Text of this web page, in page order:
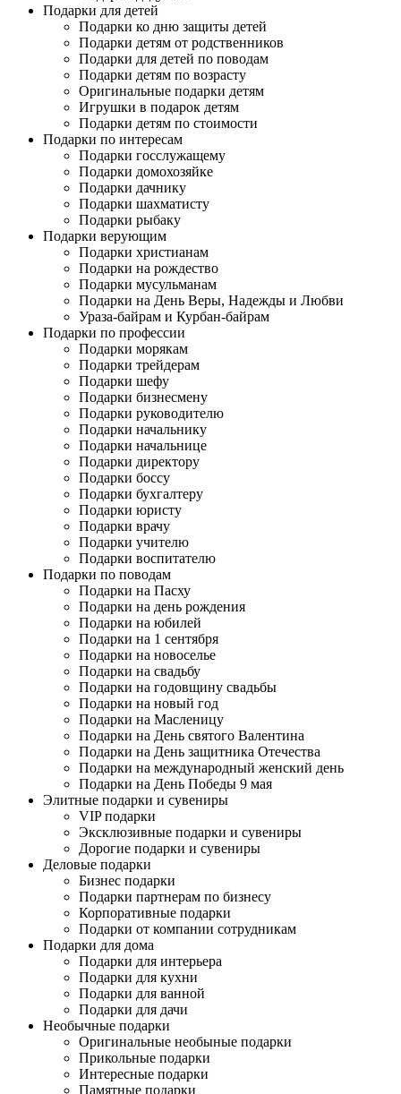
Подарки для детей
Подарки ко дню защиты детей
Подарки детям от родственников
Подарки для детей по поводам
Подарки детям по возрасту
Оригинальные подарки детям
Игрушки в подарок детям
Подарки детям по стоимости
Подарки по интересам
Подарки госслужащему
Подарки домохозяйке
Подарки дачнику
Подарки шахматисту
Подарки рыбаку
Подарки верующим
Подарки христианам
Подарки на рождество
Подарки мусульманам
Подарки на День Веры, Надежды и Любви
Ураза-байрам и Курбан-байрам
Подарки по профессии
Подарки морякам
Подарки трейдерам
Подарки шефу
Подарки бизнесмену
Подарки руководителю
Подарки начальнику
Подарки начальнице
Подарки директору
Подарки боссу
Подарки бухгалтеру
Подарки юристу
Подарки врачу
Подарки учителю
Подарки воспитателю
Подарки по поводам
Подарки на Пасху
Подарки на день рождения
Подарки на юбилей
Подарки на 1 сентября
Подарки на новоселье
Подарки на свадьбу
Подарки на годовщину свадьбы
Подарки на новый год
Подарки на Масленицу
Подарки на День святого Валентина
Подарки на День защитника Отечества
Подарки на международный женский день
Подарки на День Победы 9 мая
Элитные подарки и сувениры
VIP подарки
Эксклюзивные подарки и сувениры
Дорогие подарки и сувениры
Деловые подарки
Бизнес подарки
Подарки партнерам по бизнесу
Корпоративные подарки
Подарки от компании сотрудникам
Подарки для дома
Подарки для интерьера
Подарки для кухни
Подарки для ванной
Подарки для дачи
Необычные подарки
Оригинальные необыные подарки
Прикольные подарки
Интересные подарки
Памятные подарки